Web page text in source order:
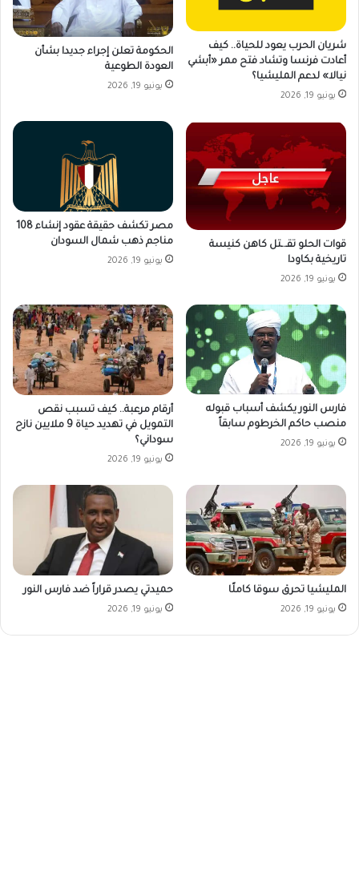
شريان الحرب يعود للحياة.. كيف
أعادت فرنسا وتشاد فتح ممر «أبشي
نيالا» لدعم المليشيا؟
يونيو 19, 2026
الحكومة تعلن إجراء جديدا بشأن
العودة الطوعية
يونيو 19, 2026
قوات الحلو تقـ.ـتل كاهن كنيسة
تاريخية بكاودا
يونيو 19, 2026
مصر تكشف حقيقة عقود إنشاء 108
مناجم ذهب شمال السودان
يونيو 19, 2026
فارس النور يكشف أسباب قبوله
منصب حاكم الخرطوم سابقاً
يونيو 19, 2026
أرقام مرعبة.. كيف تسبب نقص
التمويل في تهديد حياة 9 ملايين نازح
سوداني؟
يونيو 19, 2026
المليشيا تحرق سوقا كاملًا
يونيو 19, 2026
حميدتي يصدر قراراً ضد فارس النور
يونيو 19, 2026